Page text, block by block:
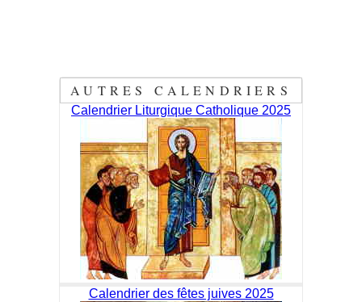
AUTRES CALENDRIERS
Calendrier Liturgique Catholique 2025
Calendrier des fêtes juives 2025